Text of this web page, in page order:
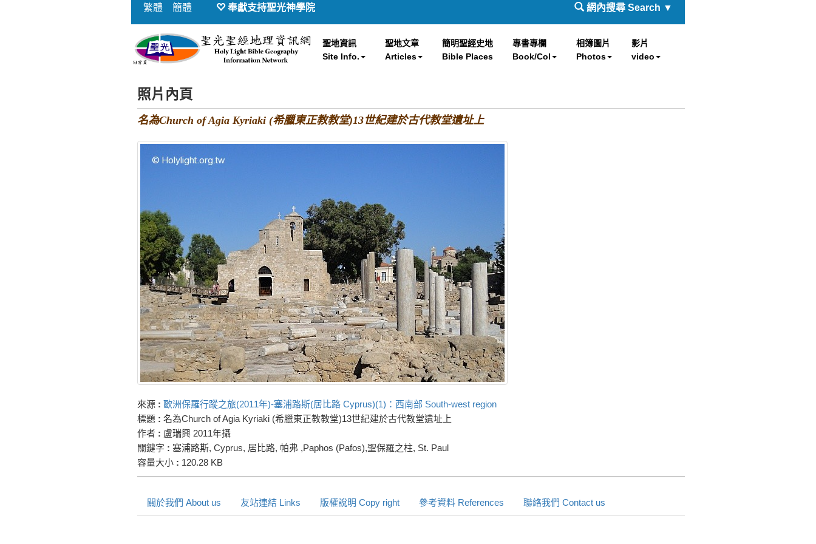
繁體 簡體 奉獻支持聖光神學院 網內搜尋 Search ▼
聖地資訊
Site Info.
聖地文章
Articles
簡明聖經史地
Bible Places
專書專欄
Book/Col
相簿圖片
Photos
影片
video
照片內頁
名為Church of Agia Kyriaki (希臘東正教教堂)13世紀建於古代教堂遺址上
來源 : 歐洲保羅行蹤之旅(2011年)-塞浦路斯(居比路 Cyprus)(1)：西南部 South-west region
標題 : 名為Church of Agia Kyriaki (希臘東正教教堂)13世紀建於古代教堂遺址上
作者 : 盧瑞興 2011年攝
關鍵字 : 塞浦路斯, Cyprus, 居比路, 帕弗 ,Paphos (Pafos),聖保羅之柱, St. Paul
容量大小 : 120.28 KB
關於我們 About us 友站連結 Links 版權說明 Copy right 參考資料 References 聯絡我們 Contact us